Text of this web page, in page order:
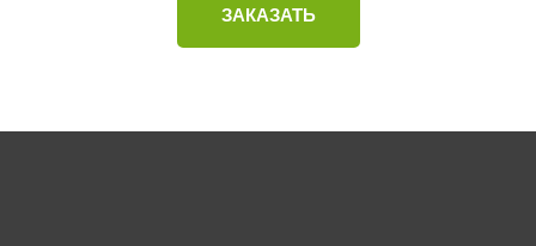
ЗАКАЗАТЬ